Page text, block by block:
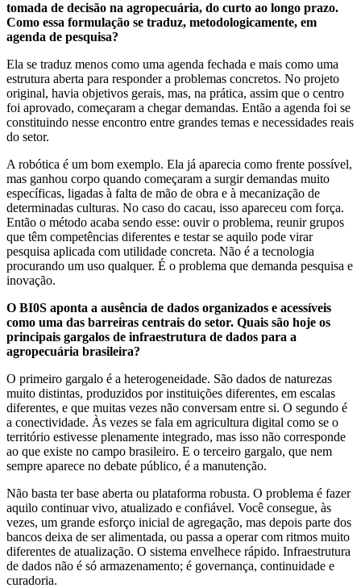
tomada de decisão na agropecuária, do curto ao longo prazo.
Como essa formulação se traduz, metodologicamente, em
agenda de pesquisa?
Ela se traduz menos como uma agenda fechada e mais como uma
estrutura aberta para responder a problemas concretos. No projeto
original, havia objetivos gerais, mas, na prática, assim que o centro
foi aprovado, começaram a chegar demandas. Então a agenda foi se
constituindo nesse encontro entre grandes temas e necessidades reais
do setor.
A robótica é um bom exemplo. Ela já aparecia como frente possível,
mas ganhou corpo quando começaram a surgir demandas muito
específicas, ligadas à falta de mão de obra e à mecanização de
determinadas culturas. No caso do cacau, isso apareceu com força.
Então o método acaba sendo esse: ouvir o problema, reunir grupos
que têm competências diferentes e testar se aquilo pode virar
pesquisa aplicada com utilidade concreta. Não é a tecnologia
procurando um uso qualquer. É o problema que demanda pesquisa e
inovação.
O BI0S aponta a ausência de dados organizados e acessíveis
como uma das barreiras centrais do setor. Quais são hoje os
principais gargalos de infraestrutura de dados para a
agropecuária brasileira?
O primeiro gargalo é a heterogeneidade. São dados de naturezas
muito distintas, produzidos por instituições diferentes, em escalas
diferentes, e que muitas vezes não conversam entre si. O segundo é
a conectividade. Às vezes se fala em agricultura digital como se o
território estivesse plenamente integrado, mas isso não corresponde
ao que existe no campo brasileiro. E o terceiro gargalo, que nem
sempre aparece no debate público, é a manutenção.
Não basta ter base aberta ou plataforma robusta. O problema é fazer
aquilo continuar vivo, atualizado e confiável. Você consegue, às
vezes, um grande esforço inicial de agregação, mas depois parte dos
bancos deixa de ser alimentada, ou passa a operar com ritmos muito
diferentes de atualização. O sistema envelhece rápido. Infraestrutura
de dados não é só armazenamento; é governança, continuidade e
curadoria.